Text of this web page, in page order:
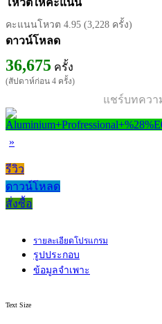
โหวตให้คะแนน
คะแนนโหวต 4.95 (3,228 ครั้ง)
ดาวน์โหลด
36,675 ครั้ง
(สัปดาห์ก่อน 4 ครั้ง)
แชร์บทควา
»
รีวิว
ดาวน์โหลด
สั่งซื้อ
รายละเอียดโปรแกรม
รูปประกอบ
ข้อมูลจำเพาะ
Text Size